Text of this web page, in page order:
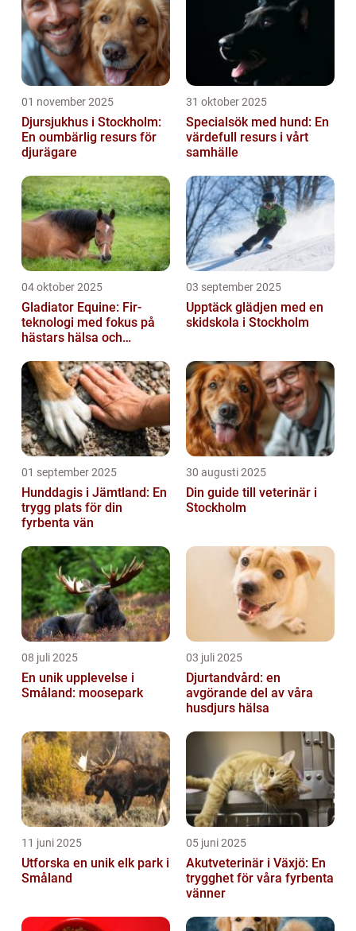
01 november 2025
Djursjukhus i Stockholm:
En oumbärlig resurs för
djurägare
31 oktober 2025
Specialsök med hund: En
värdefull resurs i vårt
samhälle
04 oktober 2025
Gladiator Equine: Fir-
teknologi med fokus på
hästars hälsa och
03 september 2025
Upptäck glädjen med en
skidskola i Stockholm
01 september 2025
Hunddagis i Jämtland: En
trygg plats för din
fyrbenta vän
30 augusti 2025
Din guide till veterinär i
Stockholm
08 juli 2025
En unik upplevelse i
Småland: moosepark
03 juli 2025
Djurtandvård: en
avgörande del av våra
husdjurs hälsa
11 juni 2025
Utforska en unik elk park i
Småland
05 juni 2025
Akutveterinär i Växjö: En
trygghet för våra fyrbenta
vänner